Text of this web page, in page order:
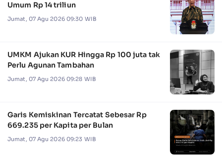
Umum Rp 14 triliun
Jumat, 07 Agu 2026 09:30 WIB
UMKM Ajukan KUR Hingga Rp 100 juta tak
Perlu Agunan Tambahan
Jumat, 07 Agu 2026 09:28 WIB
Garis Kemiskinan Tercatat Sebesar Rp
669.235 per Kapita per Bulan
Jumat, 07 Agu 2026 09:23 WIB